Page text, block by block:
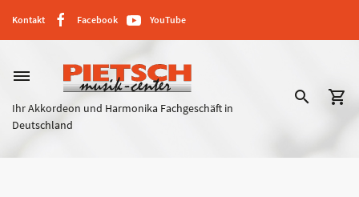
Kontakt Facebook YouTube
dehaze
Ihr Akkordeon und Harmonika Fachgeschäft in
Deutschland
search shopping_cart